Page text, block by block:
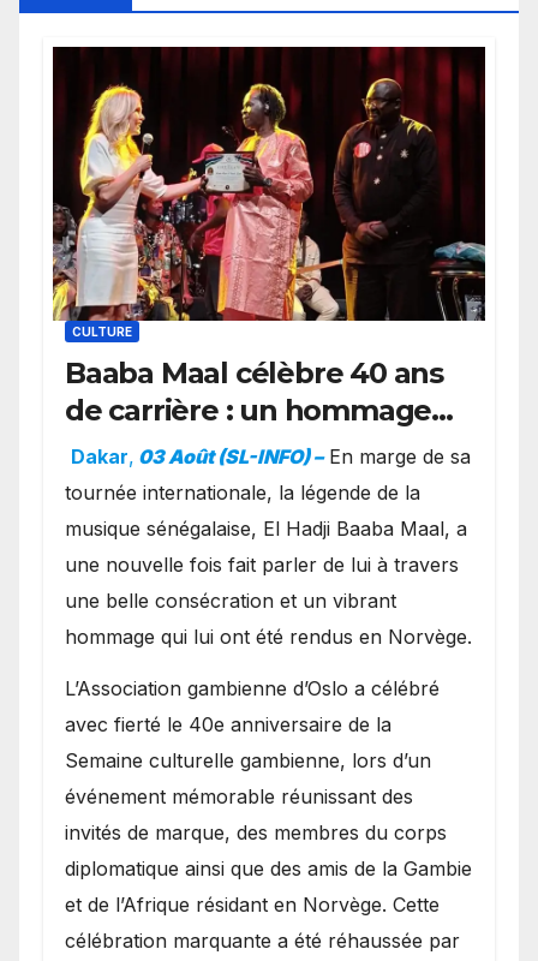
CULTURE
Baaba Maal célèbre 40 ans
de carrière : un hommage
exceptionnel à Oslo en
présence de la famille
royale.
Dakar, 03 Août (SL-INFO) – ​En marge de sa
tournée internationale, la légende de la
musique sénégalaise, El Hadji Baaba Maal, a
une nouvelle fois fait parler de lui à travers
une belle consécration et un vibrant
hommage qui lui ont été rendus en Norvège.
​L’Association gambienne d’Oslo a célébré
avec fierté le 40e anniversaire de la
Semaine culturelle gambienne, lors d’un
événement mémorable réunissant des
invités de marque, des membres du corps
diplomatique ainsi que des amis de la Gambie
et de l’Afrique résidant en Norvège. Cette
célébration marquante a été réhaussée par